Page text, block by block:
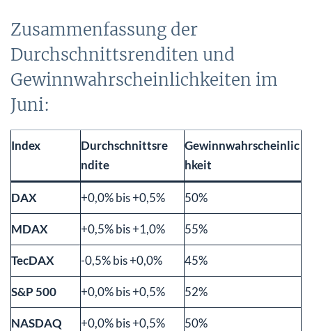
Zusammenfassung der
Durchschnittsrenditen und
Gewinnwahrscheinlichkeiten im
Juni:
Index
Durchschnittsre
ndite
Gewinnwahrscheinlic
hkeit
DAX +0,0% bis +0,5% 50%
MDAX +0,5% bis +1,0% 55%
TecDAX -0,5% bis +0,0% 45%
S&P 500 +0,0% bis +0,5% 52%
NASDAQ
+0,0% bis +0,5% 50%